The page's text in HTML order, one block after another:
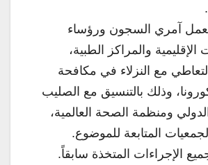
بعمل آمري السجون ورؤساء
الإقليمية والمراكز الطبية،
مع النزلاء في مكافحة
وذلك بالتنسيق مع الصليب
ومنظمة الصحة العالمية،
المتابعة للموضوع.
الإجراءات المتخذة سابقاً.